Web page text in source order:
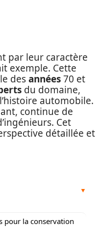
par leur caractère
exemple. Cette
desannées70 et
du domaine,
automobile.
continue de
Cet
détaillée et
pour la conservation